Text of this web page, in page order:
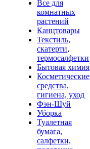
Все для
комнатных
растений
Канцтовары
Текстиль,
скатерти,
термосалфетки
Бытовая химия
Косметические
средства,
гигиена, уход
Фэн-Шуй
Уборка
Туалетная
бумага,
салфетки,